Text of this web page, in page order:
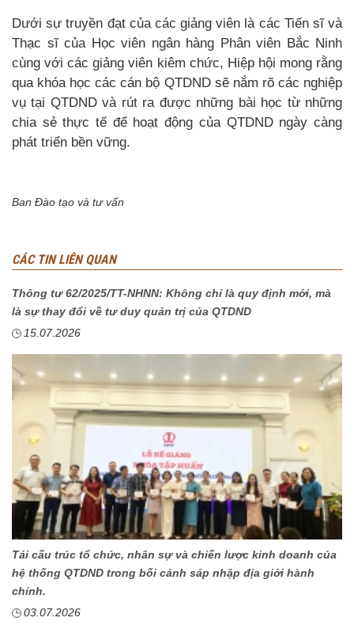
Dưới sự truyền đạt của các giảng viên là các Tiến sĩ và
Thạc sĩ của Học viên ngân hàng Phân viên Bắc Ninh
cùng với các giảng viên kiêm chức, Hiệp hội mong rằng
qua khóa học các cán bộ QTDND sẽ nắm rõ các nghiệp
vụ tại QTDND và rút ra được những bài học từ những
chia sẻ thực tế để hoạt động của QTDND ngày càng
phát triển bền vững.
Ban Đào tạo và tư vấn
CÁC TIN LIÊN QUAN
Thông tư 62/2025/TT-NHNN: Không chỉ là quy định mới, mà
là sự thay đổi về tư duy quản trị của QTDND
15.07.2026
Tái cấu trúc tổ chức, nhân sự và chiến lược kinh doanh của
hệ thống QTDND trong bối cảnh sáp nhập địa giới hành
chính.
03.07.2026